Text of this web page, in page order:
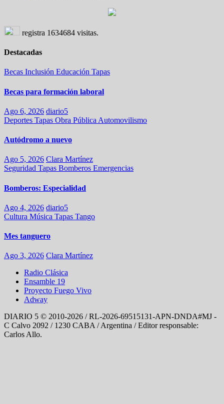
registra 1634684 visitas.
Destacadas
Becas Inclusión Educación Tapas
Becas para formación laboral
Ago 6, 2026 diario5
Deportes Tapas Obra Pública Automovilismo
Autódromo a nuevo
Ago 5, 2026 Clara Martínez
Seguridad Tapas Bomberos Emergencias
Bomberos: Especialidad
Ago 4, 2026 diario5
Cultura Música Tapas Tango
Mes tanguero
Ago 3, 2026 Clara Martínez
Radio Clásica
Ensamble 19
Proyecto Fuego Vivo
Adway
DIARIO 5 © 2010-2026 / RL-2026-69515131-APN-DNDA#MJ -
C Calvo 2092 / 1230 CABA / Argentina / Editor responsable:
Carlos Allo.